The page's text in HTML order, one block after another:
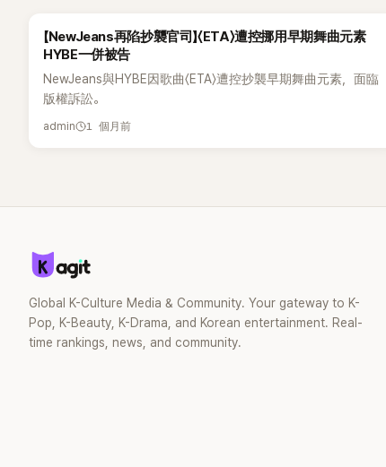
【NewJeans再陷抄襲官司】〈ETA〉遭控挪用早期舞曲元素
HYBE一併被告
NewJeans與HYBE因歌曲〈ETA〉遭控抄襲早期舞曲元素，面臨
版權訴訟。
admin 1 個月前
Global K-Culture Media & Community. Your gateway to K-
Pop, K-Beauty, K-Drama, and Korean entertainment. Real-
time rankings, news, and community.